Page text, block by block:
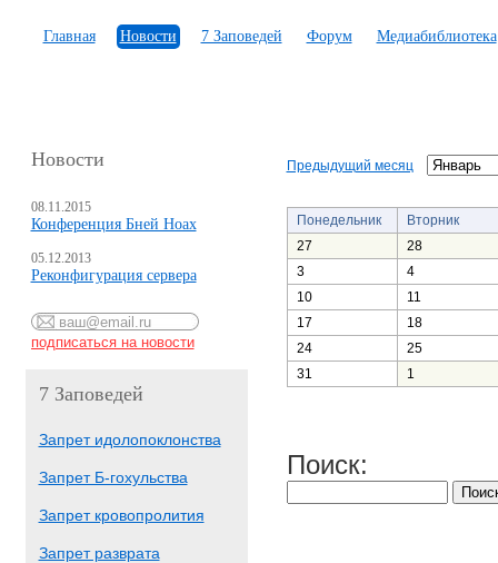
Главная Новости 7 Заповедей Форум Медиабиблиотека
Новости
08.11.2015
Конференция Бней Ноах
05.12.2013
Реконфигурация сервера
7 Заповедей
Запрет идолопоклонства
Запрет Б-гохульства
Запрет кровопролития
Запрет разврата
Предыдущий месяц
Понедельник
Вторник
27
28
3
4
10
11
17
18
24
25
31
1
Поиск: